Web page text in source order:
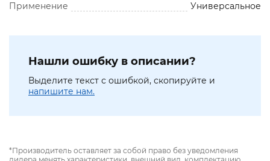
Применение
Универсальное
Нашли ошибку в описании?
Выделите текст с ошибкой, скопируйте и
напишите нам.
*Производитель оставляет за собой право без уведомления